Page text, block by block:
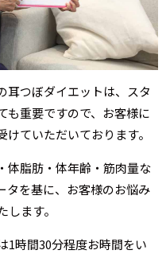
耳つぼダイエットは、スタ
も重要ですので、お客様に
ていただいております。
体脂肪・体年齢・筋肉量な
タを基に、お客様のお悩み
ます。
1時間30分程度お時間をい